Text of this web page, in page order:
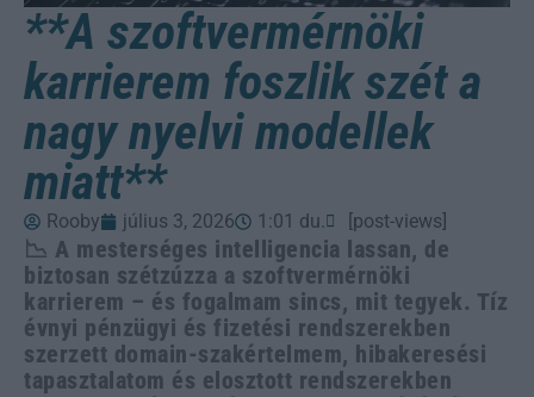
**A szoftvermérnöki
karrierem foszlik szét a
nagy nyelvi modellek
miatt**
Rooby július 3, 2026 1:01 du. [post-views]
📉 A mesterséges intelligencia lassan, de
biztosan szétzúzza a szoftvermérnöki
karrierem – és fogalmam sincs, mit tegyek. Tíz
évnyi pénzügyi és fizetési rendszerekben
szerzett domain-szakértelmem, hibakeresési
tapasztalatom és elosztott rendszerekben